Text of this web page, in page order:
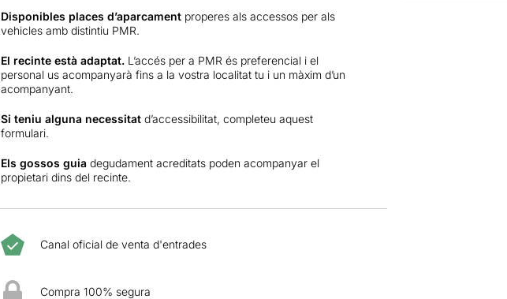
Disponibles places d’aparcament properes als accessos per als
vehicles amb distintiu PMR.
El recinte està adaptat. L’accés per a PMR és preferencial i el
personal us acompanyarà fins a la vostra localitat tu i un màxim d’un
acompanyant.
Si teniu alguna necessitat d’accessibilitat, completeu aquest
formulari.
Els gossos guia degudament acreditats poden acompanyar el
propietari dins del recinte.
Canal oficial de venta d'entrades
Compra 100% segura